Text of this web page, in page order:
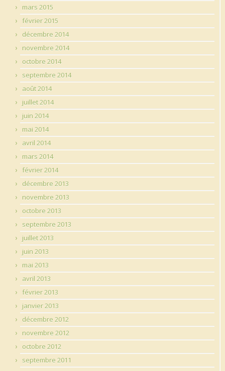
mars 2015
février 2015
décembre 2014
novembre 2014
octobre 2014
septembre 2014
août 2014
juillet 2014
juin 2014
mai 2014
avril 2014
mars 2014
février 2014
décembre 2013
novembre 2013
octobre 2013
septembre 2013
juillet 2013
juin 2013
mai 2013
avril 2013
février 2013
janvier 2013
décembre 2012
novembre 2012
octobre 2012
septembre 2011